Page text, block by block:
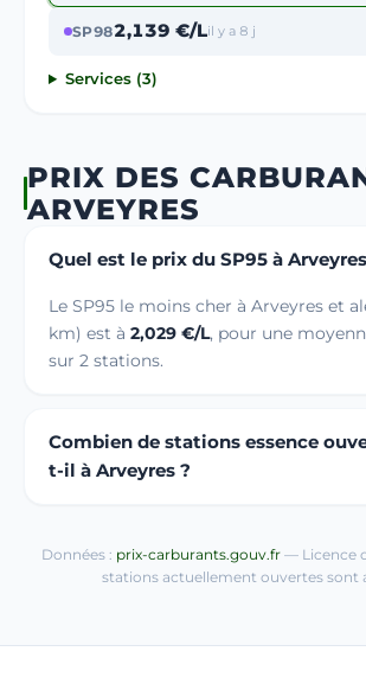
SP982,139 €/Lil y a 8 j
Services (3)
PRIX DES
ARVEYRES
Quel est le prix du SP95 à
Le SP95 le moins cher à Arveyres et
km) est à 2,029 €/L, pour une
sur 2 stations.
Combien de stations essence
t-il à Arveyres ?
Données : prix-carburants.gouv.fr— Licence
stations actuellement ouvertes sont